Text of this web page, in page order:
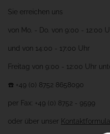
Sie erreichen uns
von Mo. - Do. von 9:00 - 12:00
und von 14:00 - 17:00 Uhr
Freitag von 9:00 - 12:00 Uhr
☎️ +49 (0) 8752 8658090
per Fax: +49 (0) 8752 - 9599
oder über unser